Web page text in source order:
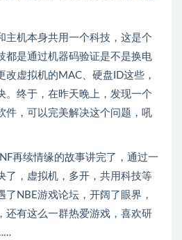
主机本身共用一个科技，这是个
都是通过机器码验证是不是换电
改虚拟机的MAC、硬盘ID这些，
。终于，在昨天晚上，发现一个
件，可以完美解决这个问题，吼
再续情缘的故事讲完了，通过一
了，虚拟机，多开，共用科技等
了NBE游戏论坛，开阔了眼界，
还有这么一群热爱游戏，喜欢研